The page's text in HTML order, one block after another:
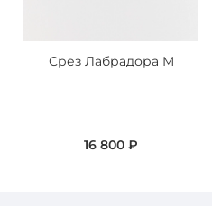
Срез Лабрадора M
16 800 ₽